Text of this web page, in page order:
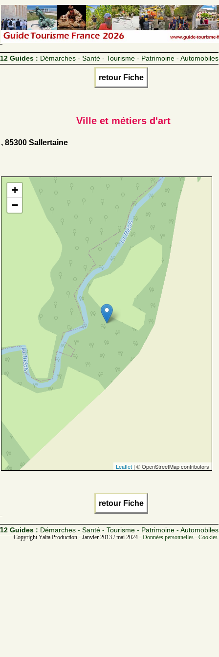
12 Guides : Démarches - Santé - Tourisme - Patrimoine - Automobiles
retour Fiche
Ville et métiers d'art
, 85300 Sallertaine
+
−
Leaflet | © OpenStreetMap contributors
retour Fiche
12 Guides : Démarches - Santé - Tourisme - Patrimoine - Automobiles
Copyright Yalta Production - Janvier 2013 / mai 2024 -Données personnelles -